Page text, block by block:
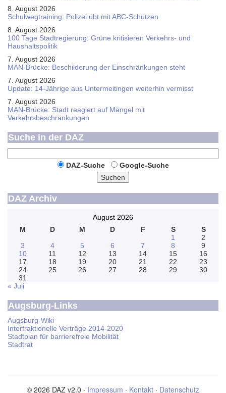
8. August 2026
Schul­weg­trai­ning: Poli­zei übt mit ABC-Schüt­zen
8. August 2026
100 Tage Stadtregierung: Grüne kritisieren Verkehrs- und
Haushaltspolitik
7. August 2026
MAN-Brücke: Beschilderung der Einschränkungen steht
7. August 2026
Update: 14-Jährige aus Untermeitingen weiterhin vermisst
7. August 2026
MAN-Brücke: Stadt reagiert auf Mängel mit
Verkehrsbeschränkungen
Suche in der DAZ
DAZ-Suche
Google-Suche
Suchen
DAZ Archiv
August 2026
M
D M D F S
S
1
2
3
4 5 6 7 8
9
10
11 12 13 14 15
16
17
18 19 20 21 22
23
24
25 26 27 28 29
30
31
« Juli
Augsburg-Links
Augsburg-Wiki
Interfraktionelle Verträge 2014-2020
Stadtplan für barrierefreie Mobilität
Stadtrat
© 2026 DAZ v2.0 · Impressum · Kontakt · Datenschutz